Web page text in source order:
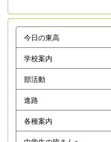
今日の東高
学校案内
部活動
進路
各種案内